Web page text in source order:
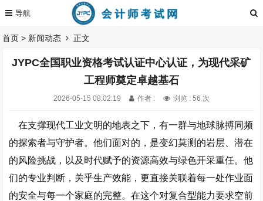
首页 > 新闻动态 正文
JYPC全国职业资格考试认证中心认证，为现代采矿
工程师奠定卓越基石
2026-05-15 08:02:19 作者 : 浏览 : 56 次
在支撑现代工业文明的地表之下，有一群与地球脉搏同频
的探索者与守护者。他们面对的，是变幻莫测的岩层、潜在
的风险挑战，以及时代赋予的资源高效与绿色开采重任。他
们的专业判断，关乎生产效能，更直接关联着每一处作业面
的安全与每一个家庭的完整。在这个对复合型能力要求空前